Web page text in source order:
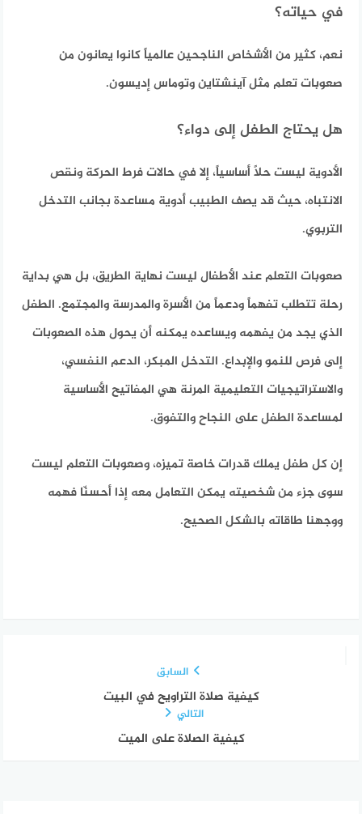
في حياته؟
نعم، كثير من الأشخاص الناجحين عالمياً كانوا يعانون من
صعوبات تعلم مثل آينشتاين وتوماس إديسون.
هل يحتاج الطفل إلى دواء؟
الأدوية ليست حلاً أساسياً، إلا في حالات فرط الحركة ونقص
الانتباه، حيث قد يصف الطبيب أدوية مساعدة بجانب التدخل
التربوي.
صعوبات التعلم عند الأطفال ليست نهاية الطريق، بل هي بداية
رحلة تتطلب تفهماً ودعماً من الأسرة والمدرسة والمجتمع. الطفل
الذي يجد من يفهمه ويساعده يمكنه أن يحول هذه الصعوبات
إلى فرص للنمو والإبداع. التدخل المبكر، الدعم النفسي،
والاستراتيجيات التعليمية المرنة هي المفاتيح الأساسية
لمساعدة الطفل على النجاح والتفوق.
إن كل طفل يملك قدرات خاصة تميزه، وصعوبات التعلم ليست
سوى جزء من شخصيته يمكن التعامل معه إذا أحسنّا فهمه
ووجهنا طاقاته بالشكل الصحيح.
السابق
كيفية صلاة التراويح في البيت
التالي
كيفية الصلاة على الميت